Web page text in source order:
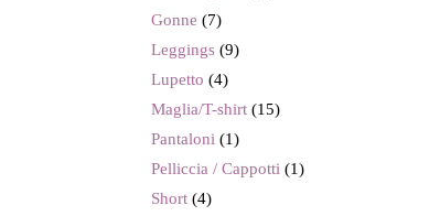
Gonne (7)
Leggings (9)
Lupetto (4)
Maglia/T-shirt (15)
Pantaloni (1)
Pelliccia / Cappotti (1)
Short (4)